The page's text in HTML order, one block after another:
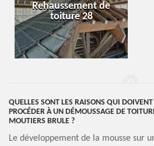
Rehaussement de
toiture 28
QUELLES SONT LES RAISONS QUI
PROCÉDER À UN DÉMOUSSAGE DE
MOUTIERS BRULE ?
Le développement de la mousse sur